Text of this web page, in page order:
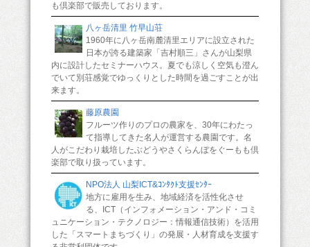
も倶楽部で販売しております。
八ヶ岳清里 竹早山荘
1960年に八ヶ岳南麓清里エリアに設立された
日本が誇る建築家「吉村順三」さんが山梨県
内に設計したセミナーハウス。夏でも涼しく空気も澄ん
でいて別荘感覚でゆっくりとした時間を過ごすことが出
来ます。
藤原農園
フルーツ作りのプロの農家を、30年にわたっ
て指導してきた名人が運営する農園です。名
人がこだわり栽培したぶどうやさくらんぼをぐーもも倶
楽部で取り扱っています。
NPO法人 山梨ICT&ｺﾝﾀｸﾄ支援ｾﾝﾀｰ
地方に雇用を生み、地域経済を活性化させ
る、ICT（インフォメーション・アンド・コミ
ュニケーション・テクノロジー：情報通信技術）を活用
した「スマートまちづくり」の発展・人材育成を支援す